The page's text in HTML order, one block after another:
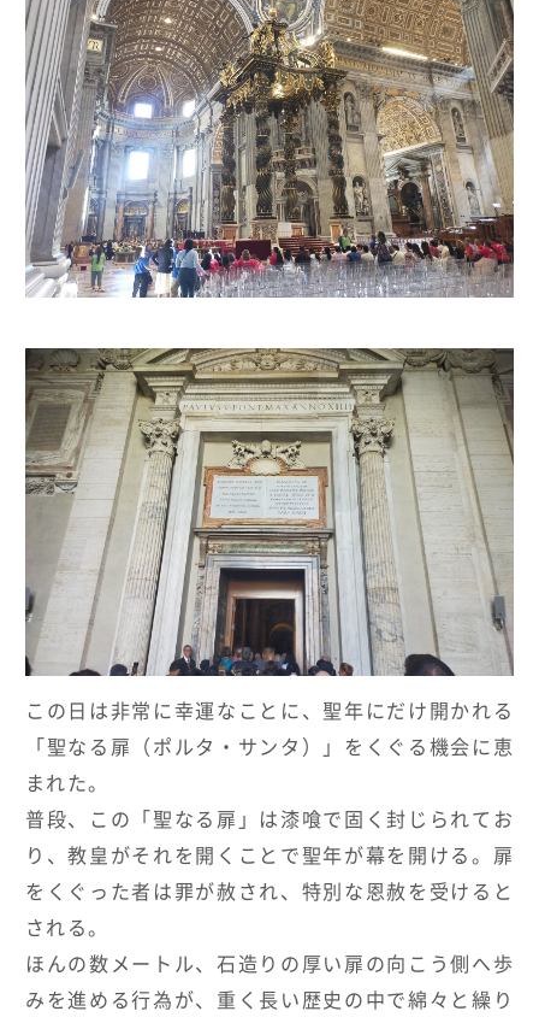
この日は非常に幸運なことに、聖年にだけ開かれる
「聖なる扉（ポルタ・サンタ）」をくぐる機会に恵
まれた。
普段、この「聖なる扉」は漆喰で固く封じられてお
り、教皇がそれを開くことで聖年が幕を開ける。扉
をくぐった者は罪が赦され、特別な恩赦を受けると
される。
ほんの数メートル、石造りの厚い扉の向こう側へ歩
みを進める行為が、重く長い歴史の中で綿々と繰り